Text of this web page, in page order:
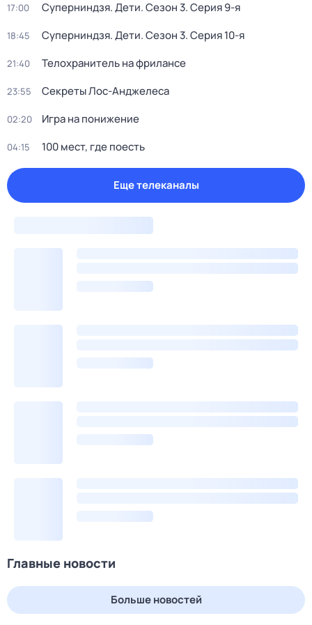
17:00 Суперниндзя. Дети. Сезон 3. Серия 9-я
18:45 Суперниндзя. Дети. Сезон 3. Серия 10-я
21:40 Телохранитель на фрилансе
23:55 Секреты Лос-Анджелеса
02:20 Игра на понижение
04:15 100 мест, где поесть
Еще телеканалы
Главные новости
Больше новостей